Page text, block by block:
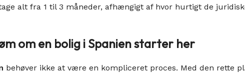
alt fra 1 til 3 måneder, afhængigt af hvor hurtigt de
om en bolig i Spanien starter her
behøver ikke at være en kompliceret proces. Med den rette